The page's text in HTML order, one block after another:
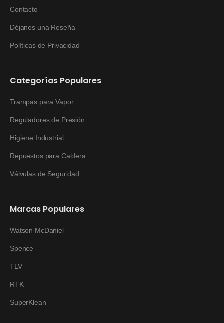
Contacto
Déjanos una Reseña
Políticas de Privacidad
Categorías Populares
Trampas para Vapor
Reguladores de Presión
Higiene Industrial
Repuestos para Caldera
Válvulas de Seguridad
Marcas Populares
Watson McDaniel
Spence
TLV
RTK
SuperKlean